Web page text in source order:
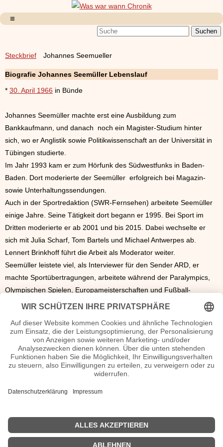
Steckbrief Johannes Seemueller
Biografie Johannes Seemüller Lebenslauf
* 30. April 1966 in Bünde
Johannes Seemüller machte erst eine Ausbildung zum
Bankkaufmann, und danach noch ein Magister-Studium hinter
sich, wo er Anglistik sowie Politikwissenschaft an der Universität in
Tübingen studierte.
Im Jahr 1993 kam er zum Hörfunk des Südwestfunks in Baden-
Baden. Dort moderierte der Seemüller erfolgreich bei Magazin-
sowie Unterhaltungssendungen.
Auch in der Sportredaktion (SWR-Fernsehen) arbeitete Seemüller
einige Jahre. Seine Tätigkeit dort begann er 1995. Bei Sport im
Dritten moderierte er ab 2001 und bis 2015. Dabei wechselte er
sich mit Julia Scharf, Tom Bartels und Michael Antwerpes ab.
Lennert Brinkhoff führt die Arbeit als Moderator weiter.
Seemüller leistete viel, als Interviewer für den Sender ARD, er
machte Sportübertragungen, arbeitete während der Paralympics,
Olympischen Spielen, Europameisterschaften und Fußball-
Weltmeisterschaften.
Multimedia- und TV bekannt.
Man sieht ihn als freiberuflichen Moderator bei Talkrunden sowie
Galas. Manchmal ist er der Mediencoach (Moderation sowie
Kommunikation oder als Autor).
Seemüller ist verheiratet und hat drei Kindern. Er wohnt in Stuttgart.
n.n.v. - Die offizielle Johannes Seemüller Homepage / X / Instagram
/ Wikipedia Seite